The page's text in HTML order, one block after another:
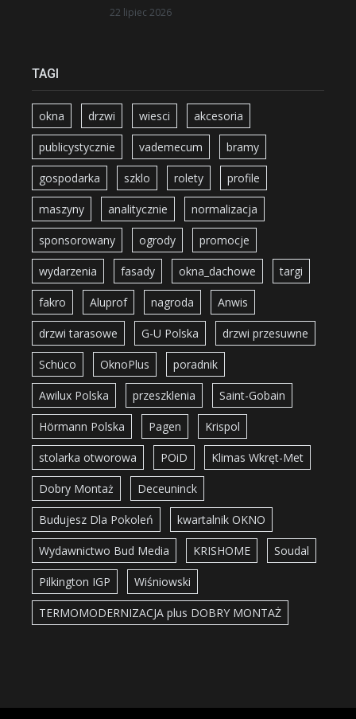
22 lipiec 2026
TAGI
okna drzwi wiesci akcesoria
publicystycznie vademecum bramy
gospodarka szklo rolety profile
maszyny analitycznie normalizacja
sponsorowany ogrody promocje
wydarzenia fasady okna_dachowe targi
fakro Aluprof nagroda Anwis
drzwi tarasowe G-U Polska drzwi przesuwne
Schüco OknoPlus poradnik
Awilux Polska przeszklenia Saint-Gobain
Hörmann Polska Pagen Krispol
stolarka otworowa POiD Klimas Wkręt-Met
Dobry Montaż Deceuninck
Budujesz Dla Pokoleń kwartalnik OKNO
Wydawnictwo Bud Media KRISHOME Soudal
Pilkington IGP Wiśniowski
TERMOMODERNIZACJA plus DOBRY MONTAŻ